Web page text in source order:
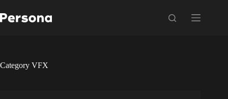
to
content
Category VFX